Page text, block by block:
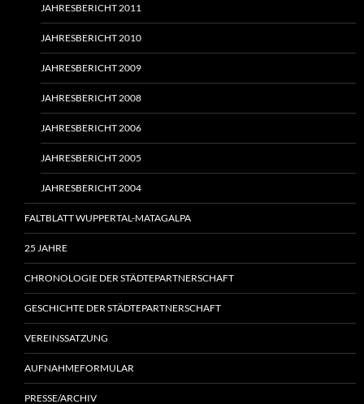
JAHRESBERICHT 2011
JAHRESBERICHT 2010
JAHRESBERICHT 2009
JAHRESBERICHT 2008
JAHRESBERICHT 2006
JAHRESBERICHT 2005
JAHRESBERICHT 2004
FALTBLATT WUPPERTAL-MATAGALPA
25 JAHRE
CHRONOLOGIE DER STÄDTEPARTNERSCHAFT
GESCHICHTE DER STÄDTEPARTNERSCHAFT
VEREINSSATZUNG
AUFNAHMEFORMULAR
PRESSE/ARCHIV